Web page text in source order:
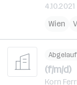
4.10.2021
Wien
(f/m/d)
Korn